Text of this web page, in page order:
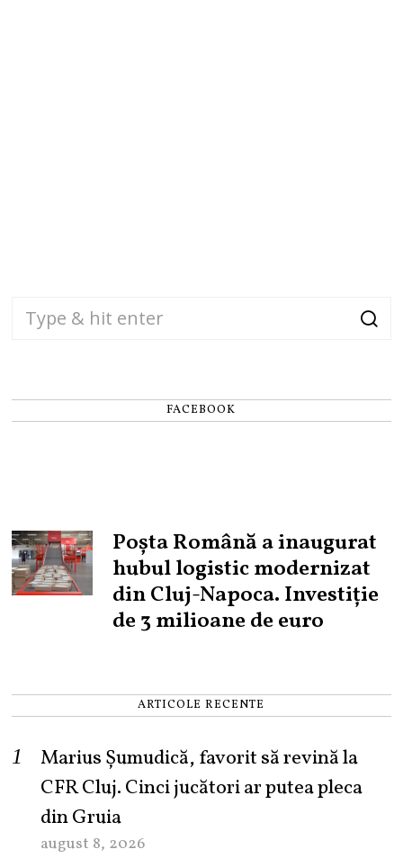
FACEBOOK
Poșta Română a inaugurat
hubul logistic modernizat
din Cluj-Napoca. Investiție
de 3 milioane de euro
ARTICOLE RECENTE
Marius Șumudică, favorit să revină la
CFR Cluj. Cinci jucători ar putea pleca
din Gruia
august 8, 2026